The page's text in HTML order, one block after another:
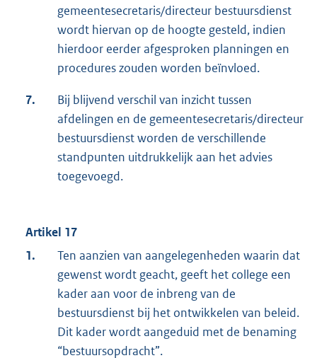
gemeentesecretaris/directeur bestuursdienst
wordt hiervan op de hoogte gesteld, indien
hierdoor eerder afgesproken planningen en
procedures zouden worden beïnvloed.
7.
Bij blijvend verschil van inzicht tussen
afdelingen en de gemeentesecretaris/directeur
bestuursdienst worden de verschillende
standpunten uitdrukkelijk aan het advies
toegevoegd.
Artikel 17
1.
Ten aanzien van aangelegenheden waarin dat
gewenst wordt geacht, geeft het college een
kader aan voor de inbreng van de
bestuursdienst bij het ontwikkelen van beleid.
Dit kader wordt aangeduid met de benaming
“bestuursopdracht”.